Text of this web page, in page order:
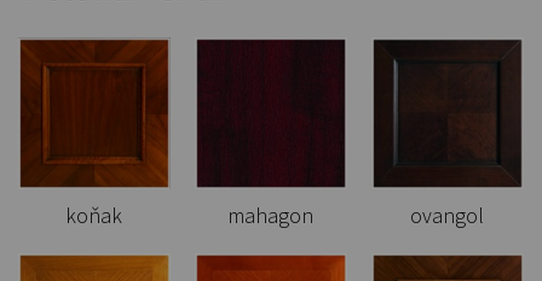
koňak mahagon ovangol